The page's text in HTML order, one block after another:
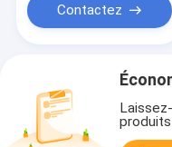
Contactez